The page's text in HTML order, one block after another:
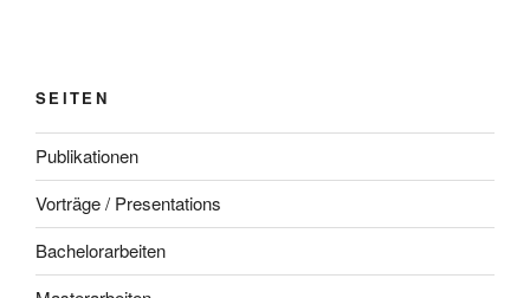
SEITEN
Publikationen
Vorträge / Presentations
Bachelorarbeiten